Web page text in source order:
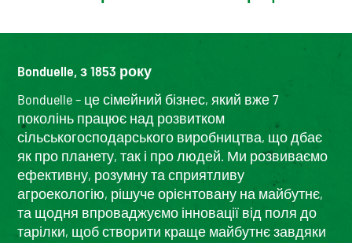
Bonduelle, з 1853 року
Bonduelle – це сімейний бізнес, який вже 7
поколінь працює над розвитком
сільськогосподарського виробництва, що дбає
як про планету, так і про людей. Ми розвиваємо
ефективну, розумну та сприятливу
агроекологію, рішуче орієнтовану на майбутнє,
та щодня впроваджуємо інновації від поля до
тарілки, щоб створити краще майбутнє завдяки